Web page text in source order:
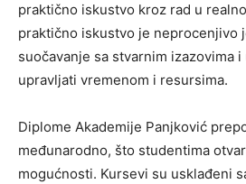
praktično iskustvo kroz rad u
praktično iskustvo je neprocenjivo
suočavanje sa stvarnim izazovima
upravljati vremenom i resursima.
Diplome Akademije Panjković
međunarodno, što studentima
mogućnosti. Kursevi su usklađeni